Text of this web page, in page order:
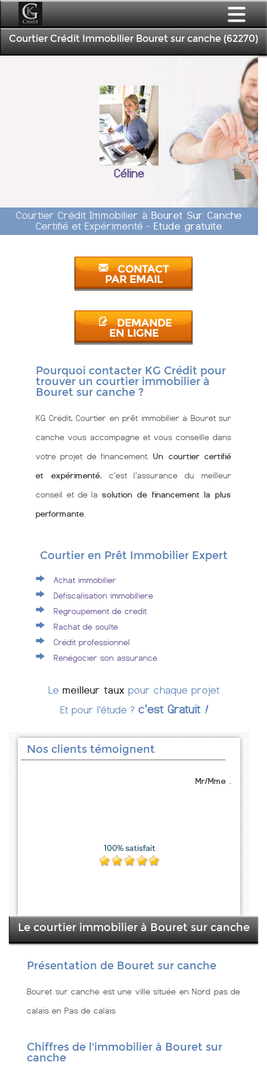
Courtier Crédit Immobilier Bouret sur canche (62270)
Céline
Courtier Crédit Immobilier à Bouret Sur Canche
Certifié et Expérimenté - Etude gratuite
CONTACT
PAR EMAIL
DEMANDE
EN LIGNE
Pourquoi contacter KG Crédit pour
trouver un courtier immobilier à
Bouret sur canche ?
KG Crédit, Courtier en prêt immobilier à Bouret sur
canche vous accompagne et vous conseille dans
votre projet de financement.Un courtier certifié
et expérimenté, c'est l'assurance du meilleur
conseil et de la solution de financement la plus
performante
Courtier en Prêt Immobilier Expert
Achat immobilier
Defiscalisation immobiliere
Regroupement de credit
Rachat de soulte
Crédit professionnel
Renégocier son assurance
Le meilleur taux pour chaque projet
Et pour l'étude ? c'est Gratuit !
Nos clients témoignent
Mr/Mme .
Le courtier immobilier à Bouret sur canche
Présentation de Bouret sur canche
Bouret sur canche est une ville située en Nord pas de
calais en Pas de calais
Chiffres de l'immobilier à Bouret sur
canche